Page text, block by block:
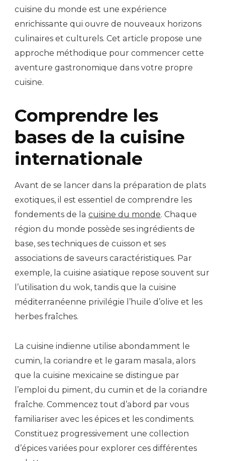
cuisine du monde est une expérience
enrichissante qui ouvre de nouveaux horizons
culinaires et culturels. Cet article propose une
approche méthodique pour commencer cette
aventure gastronomique dans votre propre
cuisine.
Comprendre les
bases de la cuisine
internationale
Avant de se lancer dans la préparation de plats
exotiques, il est essentiel de comprendre les
fondements de la cuisine du monde. Chaque
région du monde possède ses ingrédients de
base, ses techniques de cuisson et ses
associations de saveurs caractéristiques. Par
exemple, la cuisine asiatique repose souvent sur
l’utilisation du wok, tandis que la cuisine
méditerranéenne privilégie l’huile d’olive et les
herbes fraîches.
La cuisine indienne utilise abondamment le
cumin, la coriandre et le garam masala, alors
que la cuisine mexicaine se distingue par
l’emploi du piment, du cumin et de la coriandre
fraîche. Commencez tout d’abord par vous
familiariser avec les épices et les condiments.
Constituez progressivement une collection
d’épices variées pour explorer ces différentes